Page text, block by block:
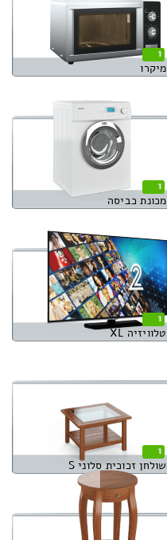
1
מיקרו
1
מכונת כביסה
1
טלוויזיה XL
1
שולחן זכוכית סלוני S